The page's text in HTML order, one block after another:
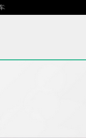
指尖的货站！